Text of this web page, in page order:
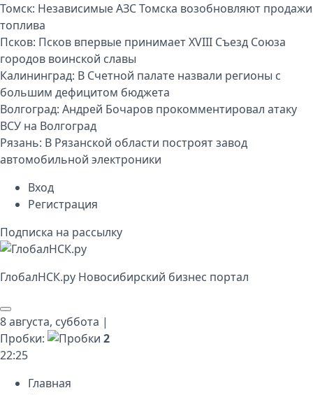
Томск: Независимые АЗС Томска возобновляют продажи
топлива
Псков: Псков впервые принимает XVIII Съезд Союза
городов воинской славы
Калининград: В Счетной палате назвали регионы с
большим дефицитом бюджета
Волгоград: Андрей Бочаров прокомментировал атаку
ВСУ на Волгоград
Рязань: В Рязанской области построят завод
автомобильной электроники
Вход
Регистрация
Подписка на рассылку
ГлобалНСК.py Новосибирский бизнес портал
8 августа, суббота |
Пробки:
2
22:25
Главная